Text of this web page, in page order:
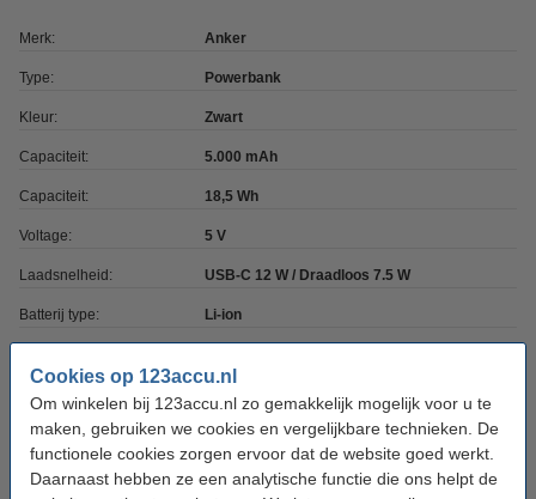
Cookies op 123accu.nl
Om winkelen bij 123accu.nl zo gemakkelijk mogelijk voor u te
maken, gebruiken we cookies en vergelijkbare technieken. De
functionele cookies zorgen ervoor dat de website goed werkt.
Daarnaast hebben ze een analytische functie die ons helpt de
Merk: Anker
Type: Powerbank
Kleur: Zwart
Capaciteit: 5.000 mAh
Capaciteit: 18,5 Wh
Voltage: 5 V
Laadsnelheid: USB-C 12 W / Draadloos 7.5 W
Batterij type: Li-ion
Magnetisch:
Extra info: Uw oude apparaat